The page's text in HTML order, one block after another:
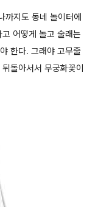
까지도 동네 놀이터에
어떻게 놀고 술래는
한다. 그래야 고무줄
돌아서서 무궁화꽃이